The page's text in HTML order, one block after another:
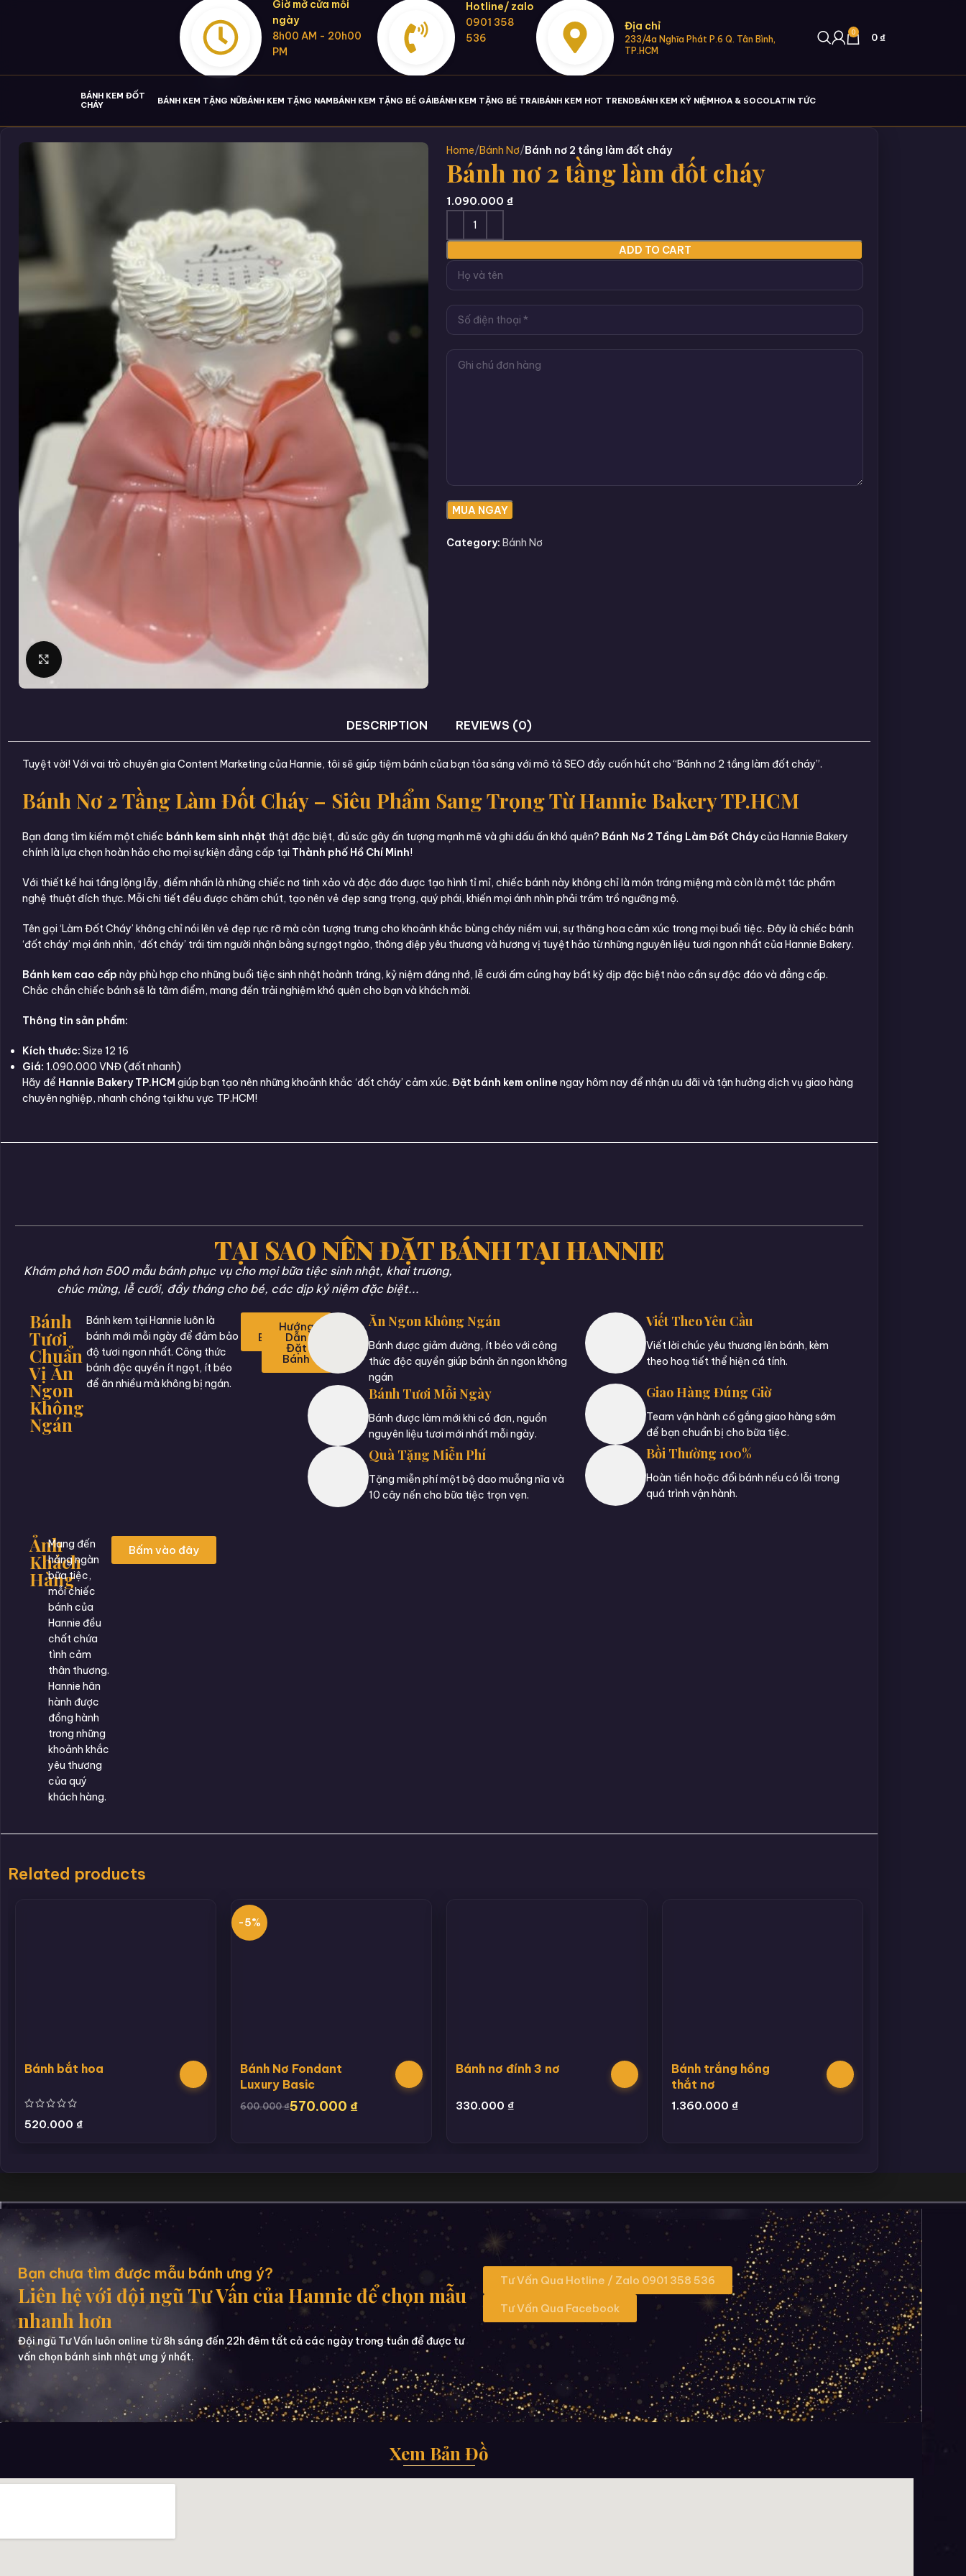
Giờ mở cửa mỗi
ngày
8h00 AM - 20h00
PM
Hotline/ zalo
0901 358
536
Địa chỉ
233/4a Nghĩa Phát P.6 Q. Tân Bình,
TP.HCM
0 0₫
BÁNH KEM ĐỐT
CHÁY
BÁNH KEM TẶNG NỮBÁNH KEM TẶNG NAMBÁNH KEM TẶNG BÉ GÁIBÁNH KEM TẶNG BÉ TRAIBÁNH KEM HOT TRENDBÁNH KEM KỶ NIỆMHOA & SOCOLATIN TỨC
Click to enlarge
Home Bánh Nơ Bánh nơ 2 tầng làm đốt cháy
Bánh nơ 2 tầng làm đốt cháy
1.090.000 ₫
ADD TO CART
Category: Bánh Nơ
DESCRIPTION REVIEWS (0)
Tuyệt vời! Với vai trò chuyên gia Content Marketing của Hannie, tôi sẽ giúp tiệm bánh của bạn tỏa sáng với mô tả SEO đầy cuốn hút cho “Bánh nơ 2 tầng làm đốt cháy”.
Bánh Nơ 2 Tầng Làm Đốt Cháy – Siêu Phẩm Sang Trọng Từ Hannie Bakery TP.HCM
Bạn đang tìm kiếm một chiếc bánh kem sinh nhật thật đặc biệt, đủ sức gây ấn tượng mạnh mẽ và ghi dấu ấn khó quên? Bánh Nơ 2 Tầng Làm Đốt Cháycủa Hannie Bakery
chính là lựa chọn hoàn hảo cho mọi sự kiện đẳng cấp tại Thành phố Hồ Chí Minh!
Với thiết kế hai tầng lộng lẫy, điểm nhấn là những chiếc nơ tinh xảo và độc đáo được tạo hình tỉ mỉ, chiếc bánh này không chỉ là món tráng miệng mà còn là một tác phẩm
nghệ thuật đích thực. Mỗi chi tiết đều được chăm chút, tạo nên vẻ đẹp sang trọng, quý phái, khiến mọi ánh nhìn phải trầm trồ ngưỡng mộ.
Tên gọi ‘Làm Đốt Cháy’ không chỉ nói lên vẻ đẹp rực rỡ mà còn tượng trưng cho khoảnh khắc bùng cháy niềm vui, sự thăng hoa cảm xúc trong mọi buổi tiệc. Đây là chiếc bánh
‘đốt cháy’ mọi ánh nhìn, ‘đốt cháy’ trái tim người nhận bằng sự ngọt ngào, thông điệp yêu thương và hương vị tuyệt hảo từ những nguyên liệu tươi ngon nhất của Hannie Bakery.
Bánh kem cao cấp này phù hợp cho những buổi tiệc sinh nhật hoành tráng, kỷ niệm đáng nhớ, lễ cưới ấm cúng hay bất kỳ dịp đặc biệt nào cần sự độc đáo và đẳng cấp.
Chắc chắn chiếc bánh sẽ là tâm điểm, mang đến trải nghiệm khó quên cho bạn và khách mời.
Thông tin sản phẩm:
Kích thước: Size 12 16
Giá: 1.090.000 VNĐ (đốt nhanh)
Hãy để Hannie Bakery TP.HCM giúp bạn tạo nên những khoảnh khắc ‘đốt cháy’ cảm xúc. Đặt bánh kem online ngay hôm nay để nhận ưu đãi và tận hưởng dịch vụ giao hàng
chuyên nghiệp, nhanh chóng tại khu vực TP.HCM!
TẠI SAO NÊN ĐẶT BÁNH TẠI HANNIE
Khám phá hơn 500 mẫu bánh phục vụ cho mọi bữa tiệc sinh nhật, khai trương,
chúc mừng, lễ cưới, đầy tháng cho bé, các dịp kỷ niệm đặc biệt...
Bánh
Tươi
Chuẩn
Vị Ăn
Ngon
Không
Ngán
Bánh kem tại Hannie luôn là
bánh mới mỗi ngày để đảm bảo
độ tươi ngon nhất. Công thức
bánh độc quyền ít ngọt, ít béo
để ăn nhiều mà không bị ngán.
Đặt
Bánh
Hướng
Dẫn
Đặt
Bánh
Ăn Ngon Không Ngán
Bánh được giảm đường, ít béo với công
thức độc quyền giúp bánh ăn ngon không
ngán
Bánh Tươi Mỗi Ngày
Bánh được làm mới khi có đơn, nguồn
nguyên liệu tươi mới nhất mỗi ngày.
Quà Tặng Miễn Phí
Tặng miễn phí một bộ dao muỗng nĩa và
10 cây nến cho bữa tiệc trọn vẹn.
Viết Theo Yêu Cầu
Viết lời chúc yêu thương lên bánh, kèm
theo hoạ tiết thể hiện cá tính.
Giao Hàng Đúng Giờ
Team vận hành cố gắng giao hàng sớm
để bạn chuẩn bị cho bữa tiệc.
Bồi Thường 100%
Hoàn tiền hoặc đổi bánh nếu có lỗi trong
quá trình vận hành.
Ảnh
Khách
Hàng
Mang đến
hàng ngàn
bữa tiệc,
mỗi chiếc
bánh của
Hannie đều
chất chứa
tình cảm
thân thương.
Hannie hân
hành được
đồng hành
trong những
khoảnh khắc
yêu thương
của quý
khách hàng.
Bấm vào đây
Related products
Bánh bắt hoa
520.000 ₫
-5%
Bánh Nơ Fondant
Luxury Basic
600.000₫570.000 ₫
Bánh nơ đính 3 nơ
330.000 ₫
Bánh trắng hồng
thắt nơ
1.360.000 ₫
Bạn chưa tìm được mẫu bánh ưng ý?
Liên hệ với đội ngũ Tư Vấn của Hannie để chọn mẫu
nhanh hơn
Đội ngũ Tư Vấn luôn online từ 8h sáng đến 22h đêm tất cả các ngày trong tuần để được tư
vấn chọn bánh sinh nhật ưng ý nhất.
Tư Vấn Qua Hotline / Zalo 0901 358 536
Tư Vấn Qua Facebook
Xem Bản Đồ